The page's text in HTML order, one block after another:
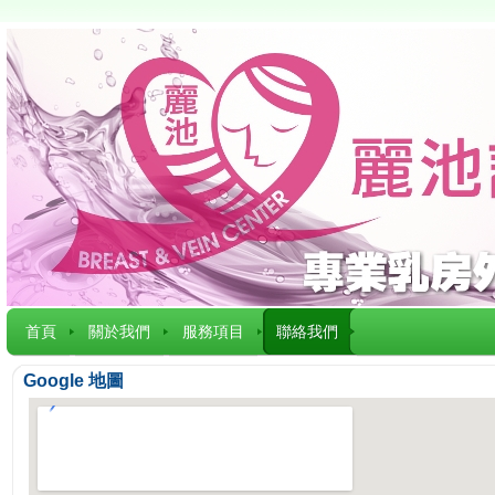
首頁 關於我們 服務項目 聯絡我們
Google 地圖